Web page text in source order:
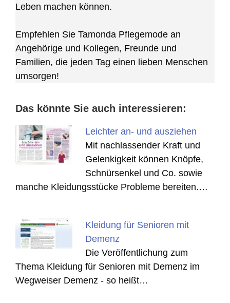
Leben machen können.
Empfehlen Sie Tamonda Pflegemode an
Angehörige und Kollegen, Freunde und
Familien, die jeden Tag einen lieben Menschen
umsorgen!
Das könnte Sie auch interessieren:
Leichter an- und ausziehen
Mit nachlassender Kraft und
Gelenkigkeit können Knöpfe,
Schnürsenkel und Co. sowie
manche Kleidungsstücke Probleme bereiten.…
Kleidung für Senioren mit
Demenz
Die Veröffentlichung zum
Thema Kleidung für Senioren mit Demenz im
Wegweiser Demenz - so heißt…